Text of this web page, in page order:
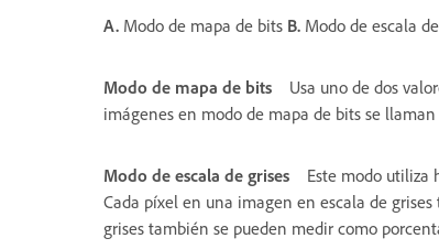
A. Modo de mapa de bits B. Modo de escala
Modo de mapa de bits
Usa uno de dos
imágenes en modo de mapa de bits se
Modo de escala de grises
Este modo utiliza
Cada píxel en una imagen en escala de
grises también se pueden medir como